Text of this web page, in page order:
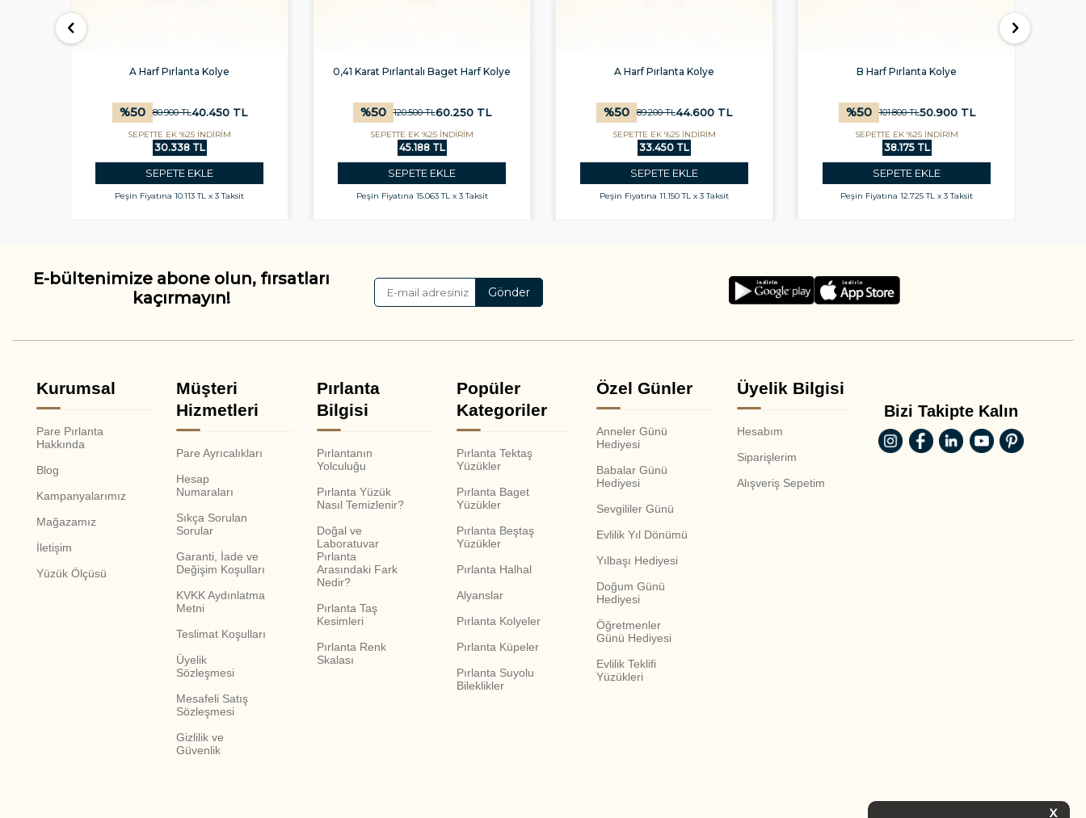
X
A Harf Pırlanta Kolye
%50 80.900TL40.450TL
SEPETTE EK %25 İNDİRİM
30.338 TL
SEPETE EKLE
Peşin Fiyatına 10.113 TL x 3 Taksit
0,41 Karat Pırlantalı Baget Harf Kolye
%50 120.500TL60.250TL
SEPETTE EK %25 İNDİRİM
45.188 TL
SEPETE EKLE
Peşin Fiyatına 15.063 TL x 3 Taksit
A Harf Pırlanta Kolye
%50 89.200TL44.600 TL
SEPETTE EK %25 İNDİRİM
33.450 TL
SEPETE EKLE
Peşin Fiyatına 11.150 TL x 3 Taksit
B Harf Pırlanta Kolye
%50 101.800TL50.900TL
SEPETTE EK %25 İNDİRİM
38.175 TL
SEPETE EKLE
Peşin Fiyatına 12.725 TL x 3 Taksit
E-bültenimize abone olun, fırsatları
kaçırmayın!
Gönder
Kurumsal
Pare Pırlanta
Hakkında
Blog
Kampanyalarımız
Mağazamız
İletişim
Yüzük Ölçüsü
Müşteri
Hizmetleri
Pare Ayrıcalıkları
Hesap
Numaraları
Sıkça Sorulan
Sorular
Garanti, İade ve
Değişim Koşulları
KVKK Aydınlatma
Metni
Teslimat Koşulları
Üyelik
Sözleşmesi
Mesafeli Satış
Sözleşmesi
Gizlilik ve
Güvenlik
Pırlanta
Bilgisi
Pırlantanın
Yolculuğu
Pırlanta Yüzük
Nasıl Temizlenir?
Doğal ve
Laboratuvar
Pırlanta
Arasındaki Fark
Nedir?
Pırlanta Taş
Kesimleri
Pırlanta Renk
Skalası
Popüler
Kategoriler
Pırlanta Tektaş
Yüzükler
Pırlanta Baget
Yüzükler
Pırlanta Beştaş
Yüzükler
Pırlanta Halhal
Alyanslar
Pırlanta Kolyeler
Pırlanta Küpeler
Pırlanta Suyolu
Bileklikler
Özel Günler
Anneler Günü
Hediyesi
Babalar Günü
Hediyesi
Sevgililer Günü
Evlilik Yıl Dönümü
Yılbaşı Hediyesi
Doğum Günü
Hediyesi
Öğretmenler
Günü Hediyesi
Evlilik Teklifi
Yüzükleri
Üyelik Bilgisi
Hesabım
Siparişlerim
Alışveriş Sepetim
Bizi Takipte Kalın